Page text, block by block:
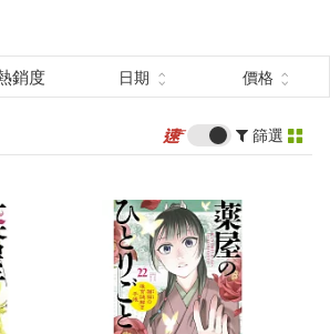
圖書(56)
銷度 日期 價格
篩選